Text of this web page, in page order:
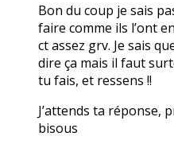
Bon du coup je sais
faire comme ils l’ont
ct assez grv. Je sais
dire ça mais il faut
tu fais, et ressens !!
J’attends ta réponse,
bisous